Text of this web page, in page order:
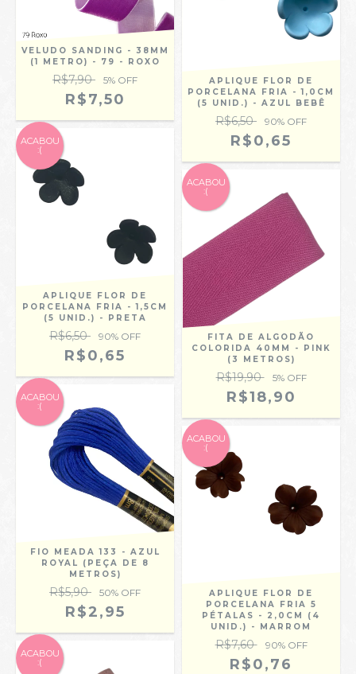
VELUDO SANDING - 38MM
(1 METRO) - 79 - ROXO
R$7,90 5% OFF
R$7,50
APLIQUE FLOR DE
PORCELANA FRIA - 1,0CM
(5 UNID.) - AZUL BEBÊ
R$6,50 90% OFF
R$0,65
ACABOU
:(
APLIQUE FLOR DE
PORCELANA FRIA - 1,5CM
(5 UNID.) - PRETA
R$6,50 90% OFF
R$0,65
ACABOU
:(
FITA DE ALGODÃO
COLORIDA 40MM - PINK
(3 METROS)
R$19,90 5% OFF
R$18,90
ACABOU
:(
FIO MEADA 133 - AZUL
ROYAL (PEÇA DE 8
METROS)
R$5,90 50% OFF
R$2,95
ACABOU
:(
APLIQUE FLOR DE
PORCELANA FRIA 5
PÉTALAS - 2,0CM (4
UNID.) - MARROM
R$7,60 90% OFF
R$0,76
ACABOU
:(